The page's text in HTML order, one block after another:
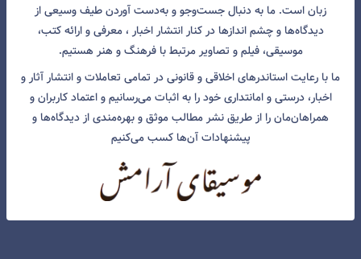
زبان است. ما به دنبال جست‌و‌جو و به‌دست آوردن طیف وسیعی از
دیدگاه‌ها و چشم انداز‌ها در کنار انتشار اخبار ، معرفی و ارائه کتب،
موسیقی، فیلم و تصاویر مرتبط با فرهنگ و هنر هستیم.
ما با رعایت استاندرهای اخلاقی و قانونی در تمامی تعاملات و انتشار آثار و
اخبار، درستی و امانتداری خود را به اثبات می‌رسانیم و اعتماد کاربران و
همراهان‌مان را از طریق نشر مطالب موثق و بهره‌مندی از دیدگاه‌ها و
پیشنهادات آن‌ها کسب می‌کنیم